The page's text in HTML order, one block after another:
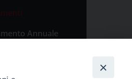
Annuale